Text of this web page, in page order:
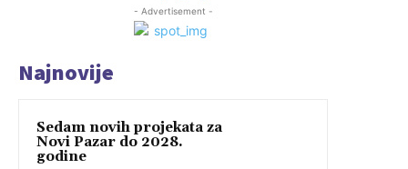
- Advertisement -
Najnovije
Sedam novih projekata za
Novi Pazar do 2028.
godine